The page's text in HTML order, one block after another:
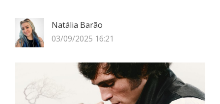
Natália Barão
03/09/2025 16:21